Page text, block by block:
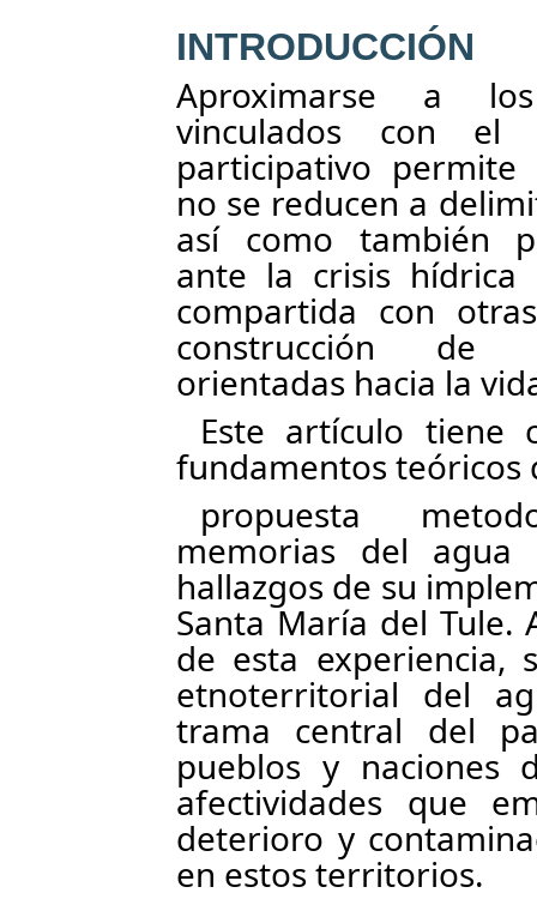
INTRODUCCIÓN
Aproximarse a los
vinculados con el
participativo
no se reducen a
así como también
ante la crisis hídrica
compartida con
construcción de
orientadas hacia la
Este artículo tiene
fundamentos teóricos
propuesta
memorias del
hallazgos de su
Santa María del Tule.
de esta experiencia,
etnoterritorial del
trama central del
pueblos y naciones
afectividades que
deterioro y
en estos territorios.